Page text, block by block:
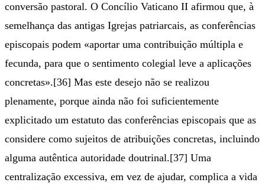
conversão pastoral. O Concílio Vaticano II afirmou que, à
semelhança das antigas Igrejas patriarcais, as conferências
episcopais podem «aportar uma contribuição múltipla e
fecunda, para que o sentimento colegial leve a aplicações
concretas».[36] Mas este desejo não se realizou
plenamente, porque ainda não foi suficientemente
explicitado um estatuto das conferências episcopais que as
considere como sujeitos de atribuições concretas, incluindo
alguma autêntica autoridade doutrinal.[37] Uma
centralização excessiva, em vez de ajudar, complica a vida